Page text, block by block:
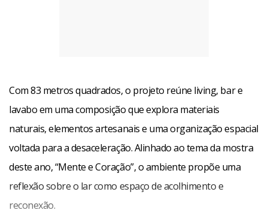
Com 83 metros quadrados, o projeto reúne living, bar e
lavabo em uma composição que explora materiais
naturais, elementos artesanais e uma organização espacial
voltada para a desaceleração. Alinhado ao tema da mostra
deste ano, “Mente e Coração”, o ambiente propõe uma
reflexão sobre o lar como espaço de acolhimento e
reconexão.